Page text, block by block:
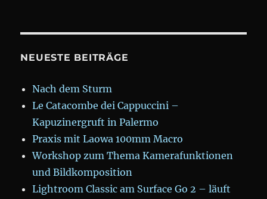
NEUESTE BEITRÄGE
Nach dem Sturm
Le Catacombe dei Cappuccini –
Kapuzinergruft in Palermo
Praxis mit Laowa 100mm Macro
Workshop zum Thema Kamerafunktionen
und Bildkomposition
Lightroom Classic am Surface Go 2 – läuft